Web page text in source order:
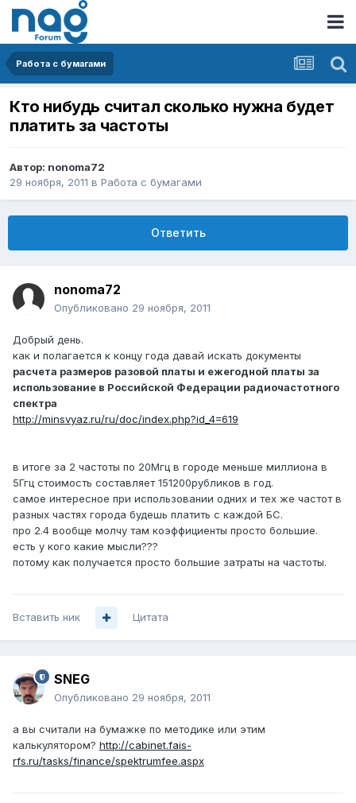
Работа с бумагами
Кто нибудь считал сколько нужна будет
платить за частоты
Автор: nonoma72
29 ноября, 2011 в Работа с бумагами
Ответить
nonoma72
Опубликовано 29 ноября, 2011
Добрый день.
как и полагается к концу года давай искать документы
расчета размеров разовой платы и ежегодной платы за
использование в Российской Федерации радиочастотного
спектра
http://minsvyaz.ru/ru/doc/index.php?id_4=619
в итоге за 2 частоты по 20Мгц в городе меньше миллиона в
5Ггц стоимость составляет 151200рубликов в год.
самое интересное при использовании одних и тех же частот в
разных частях города будешь платить с каждой БС.
про 2.4 вообще молчу там коэффициенты просто большие.
есть у кого какие мысли???
потому как получается просто большие затраты на частоты.
Вставить ник Цитата
SNEG
Опубликовано 29 ноября, 2011
а вы считали на бумажке по методике или этим
калькулятором? http://cabinet.fais-
rfs.ru/tasks/finance/spektrumfee.aspx